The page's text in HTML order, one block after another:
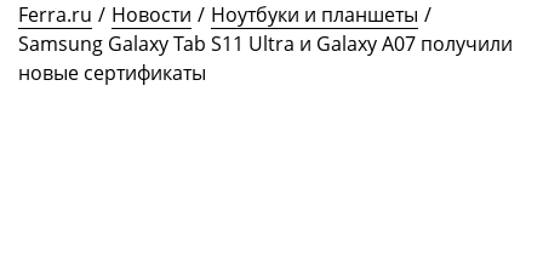
Ferra.ru / Новости / Ноутбуки и планшеты /
Samsung Galaxy Tab S11 Ultra и Galaxy A07 получили
новые сертификаты